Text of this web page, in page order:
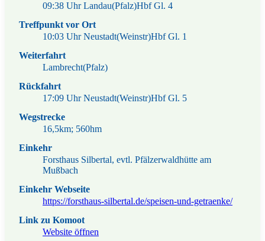
09:38 Uhr Landau(Pfalz)Hbf Gl. 4
Treffpunkt vor Ort
10:03 Uhr Neustadt(Weinstr)Hbf Gl. 1
Weiterfahrt
Lambrecht(Pfalz)
Rückfahrt
17:09 Uhr Neustadt(Weinstr)Hbf Gl. 5
Wegstrecke
16,5km; 560hm
Einkehr
Forsthaus Silbertal, evtl. Pfälzerwaldhütte am
Mußbach
Einkehr Webseite
https://forsthaus-silbertal.de/speisen-und-getraenke/
Link zu Komoot
Website öffnen